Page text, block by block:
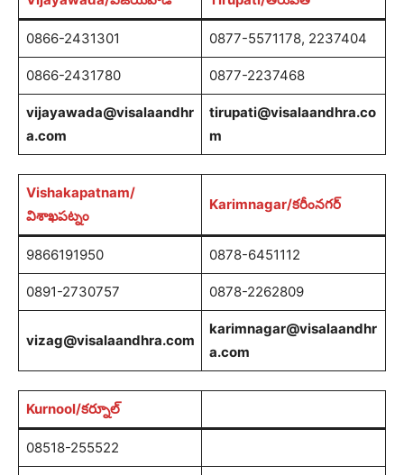
0866-2431301 0877-5571178, 2237404
0866-2431780 0877-2237468
vijayawada@visalaandhr
a.com
tirupati@visalaandhra.co
m
Vishakapatnam/
విశాఖపట్నం
Karimnagar/కరీంనగర్
9866191950 0878-6451112
0891-2730757 0878-2262809
vizag@visalaandhra.com
karimnagar@visalaandhr
a.com
Kurnool/కర్నూల్
08518-255522